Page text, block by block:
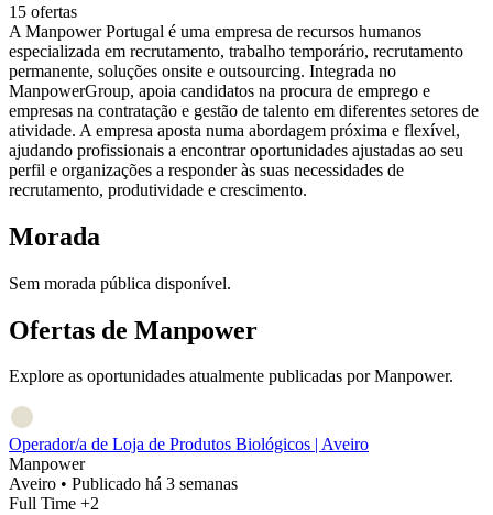
15 ofertas
A Manpower Portugal é uma empresa de recursos humanos
especializada em recrutamento, trabalho temporário, recrutamento
permanente, soluções onsite e outsourcing. Integrada no
ManpowerGroup, apoia candidatos na procura de emprego e
empresas na contratação e gestão de talento em diferentes setores de
atividade. A empresa aposta numa abordagem próxima e flexível,
ajudando profissionais a encontrar oportunidades ajustadas ao seu
perfil e organizações a responder às suas necessidades de
recrutamento, produtividade e crescimento.
Morada
Sem morada pública disponível.
Ofertas de Manpower
Explore as oportunidades atualmente publicadas por Manpower.
Operador/a de Loja de Produtos Biológicos | Aveiro
Manpower
Aveiro • Publicado há 3 semanas
Full Time +2